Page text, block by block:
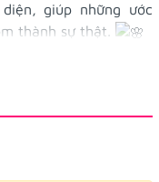
giúp những ước
thành sự thật.
cầu cho người khác,
cái mới
những di tích lịch sử
nay nó vẫn được